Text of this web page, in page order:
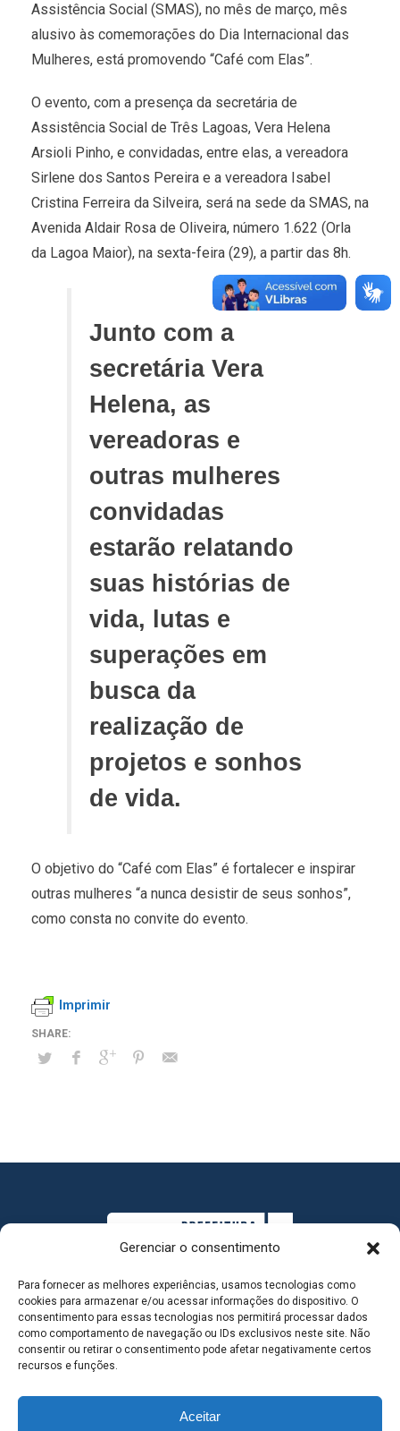
Gerenciar o consentimento
Para fornecer as melhores experiências, usamos tecnologias como
cookies para armazenar e/ou acessar informações do dispositivo. O
consentimento para essas tecnologias nos permitirá processar dados
como comportamento de navegação ou IDs exclusivos neste site. Não
consentir ou retirar o consentimento pode afetar negativamente certos
recursos e funções.
Aceitar
Assistência Social (SMAS), no mês de março, mês
alusivo às comemorações do Dia Internacional das
Mulheres, está promovendo “Café com Elas”.
O evento, com a presença da secretária de
Assistência Social de Três Lagoas, Vera Helena
Arsioli Pinho, e convidadas, entre elas, a vereadora
Sirlene dos Santos Pereira e a vereadora Isabel
Cristina Ferreira da Silveira, será na sede da SMAS, na
Avenida Aldair Rosa de Oliveira, número 1.622 (Orla
da Lagoa Maior), na sexta-feira (29), a partir das 8h.
Junto com a
secretária Vera
Helena, as
vereadoras e
outras mulheres
convidadas
estarão relatando
suas histórias de
vida, lutas e
superações em
busca da
realização de
projetos e sonhos
de vida.
O objetivo do “Café com Elas” é fortalecer e inspirar
outras mulheres “a nunca desistir de seus sonhos”,
como consta no convite do evento.
Imprimir
MAPA DO SITE